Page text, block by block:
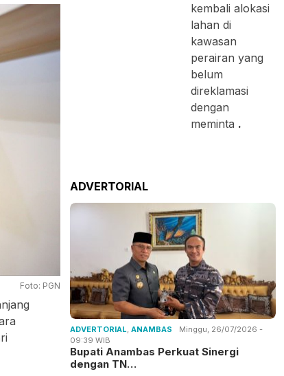
Foto: PGN
kembali alokasi
lahan di
kawasan
perairan yang
belum
direklamasi
dengan
meminta .
ADVERTORIAL
ADVERTORIAL,ANAMBAS
Minggu, 26/07/2026 -
09:39 WIB
Bupati Anambas Perkuat Sinergi
dengan TN…